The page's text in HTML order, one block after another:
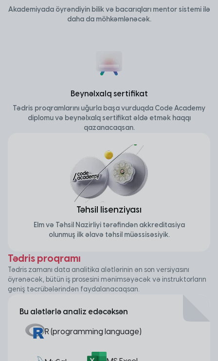
Akademiyada öyrəndiyin bilik və bacarıqları mentor sistemi ilə
daha da möhkəmlənəcək.
Beynəlxalq sertifikat
Tədris proqramlarını uğurla başa vurduqda Code Academy
diplomu və beynəlxalq sertifikat əldə etmək haqqı
qazanacaqsan.
Təhsil lisenziyası
Elm və Təhsil Nazirliyi tərəfindən akkreditasiya
olunmuş ilk əlavə təhsil müəssisəsiyik.
Tədris proqramı
Tədris zamanı data analitika alətlərinin ən son versiyasını
öyrənəcək, bütün iş prosesini mənimsəyəcək və instruktorların
geniş təcrübələrindən faydalanacaqsan.
Bu alətlərlə analiz edəcəksən
R (programming language)